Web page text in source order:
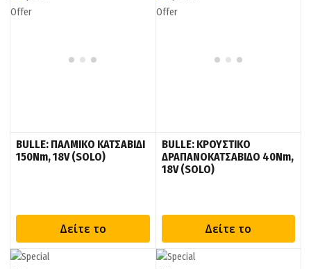
BULLE: ΠΑΛΜΙΚΟ ΚΑΤΣΑΒΙΔΙ
150Nm, 18V (SOLO)
Δείτε το
BULLE: ΚΡΟΥΣΤΙΚΟ
ΔΡΑΠΑΝΟΚΑΤΣΑΒΙΔΟ 40Nm,
18V (SOLO)
Δείτε το